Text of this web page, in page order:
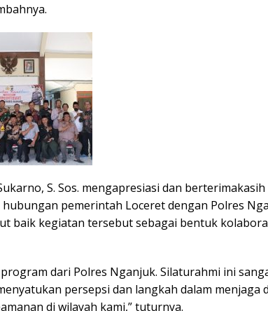
S. Sos. mengapresiasi dan berterimakasih
pemerintah Loceret dengan Polres
baik kegiatan tersebut sebagai bentuk
program dari Polres Nganjuk. Silaturahmi ini
persepsi dan langkah dalam menjaga
di wilayah kami,” tuturnya.